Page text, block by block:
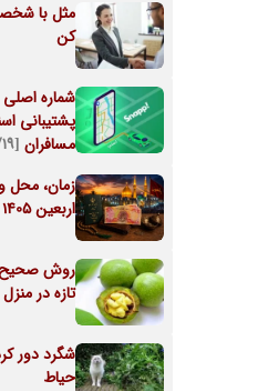
مثل با
کن
شماره
پشتیبانی
مسافران [۱۴۰۴/۰۲/۱۹]
زمان، محل
اربعین 1405
روش
تازه در منزل
شگرد دور
حیاط